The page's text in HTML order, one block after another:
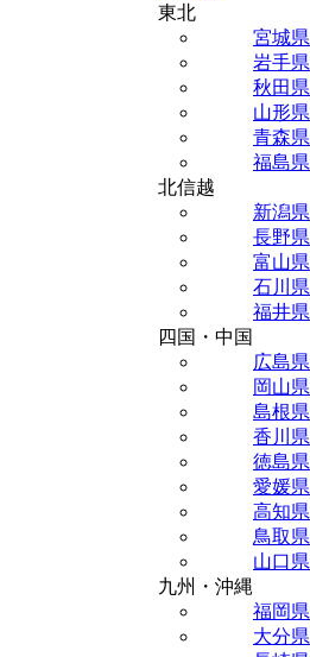
東北
宮城県
岩手県
秋田県
山形県
青森県
福島県
北信越
新潟県
長野県
富山県
石川県
福井県
四国・中国
広島県
岡山県
島根県
香川県
徳島県
愛媛県
高知県
鳥取県
山口県
九州・沖縄
福岡県
大分県